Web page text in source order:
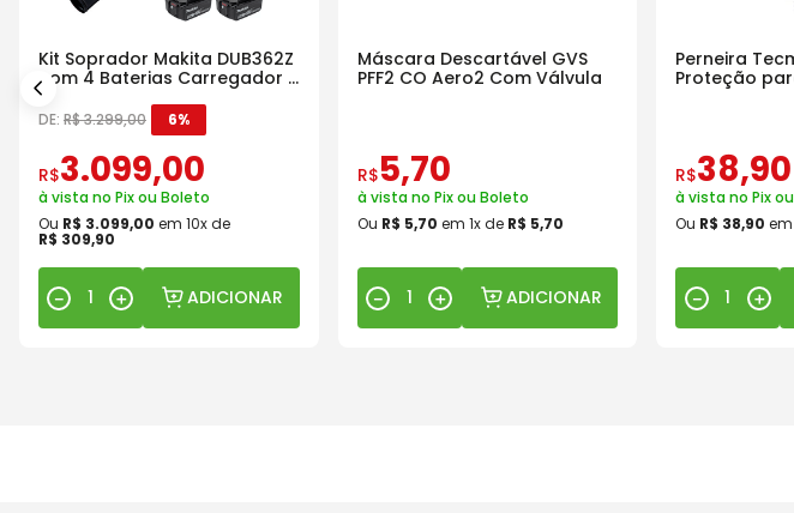
Kit Soprador Makita DUB362Z
com 4 Baterias Carregador e
Maleta
DE: R$3.299,00 6%
R$3.099,00
à vista no Pix ou Boleto
Ou R$ 3.099,00 em 10x de
R$ 309,90
＋
－ ADICIONAR
Máscara Descartável GVS
PFF2 CO Aero2 Com Válvula
R$5,70
à vista no Pix ou Boleto
Ou R$ 5,70 em 1x de R$ 5,70
＋
－ ADICIONAR
Perneira
Proteção
R$38,90
à vista no Pix
Ou R$ 38,90
＋
－